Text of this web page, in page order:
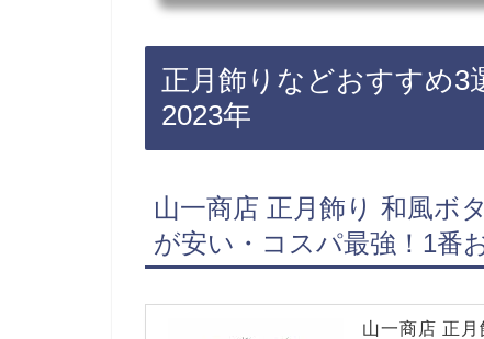
松 大サイズ 2個セット・値段、
呼ぶ飾りやすい！おめでたい…
正月飾りなどおすすめ3
2023年
山一商店 正月飾り 和風ボ
が安い・コスパ最強！1番
山一商店 正